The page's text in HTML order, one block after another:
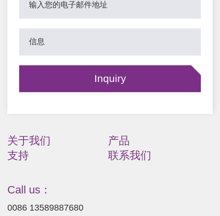
关于我们
产品
支持
联系我们
Call us：
0086 13589887680